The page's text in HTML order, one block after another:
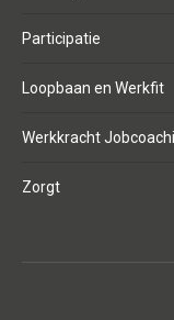
Participatie
Loopbaan en Werkfit
Werkkracht
Zorgt